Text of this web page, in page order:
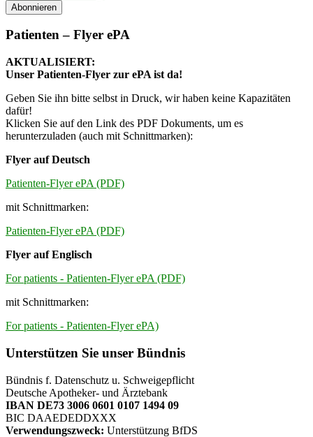
Patienten – Flyer ePA
AKTUALISIERT:
Unser Patienten-Flyer zur ePA ist da!
Geben Sie ihn bitte selbst in Druck, wir haben keine Kapazitäten
dafür!
Klicken Sie auf den Link des PDF Dokuments, um es
herunterzuladen (auch mit Schnittmarken):
Flyer auf Deutsch
Patienten-Flyer ePA (PDF)
mit Schnittmarken:
Patienten-Flyer ePA (PDF)
Flyer auf Englisch
For patients - Patienten-Flyer ePA (PDF)
mit Schnittmarken:
For patients - Patienten-Flyer ePA)
Unterstützen Sie unser Bündnis
Bündnis f. Datenschutz u. Schweigepflicht
Deutsche Apotheker- und Ärztebank
IBAN DE73 3006 0601 0107 1494 09
BIC DAAEDEDDXXX
Verwendungszweck: Unterstützung BfDS